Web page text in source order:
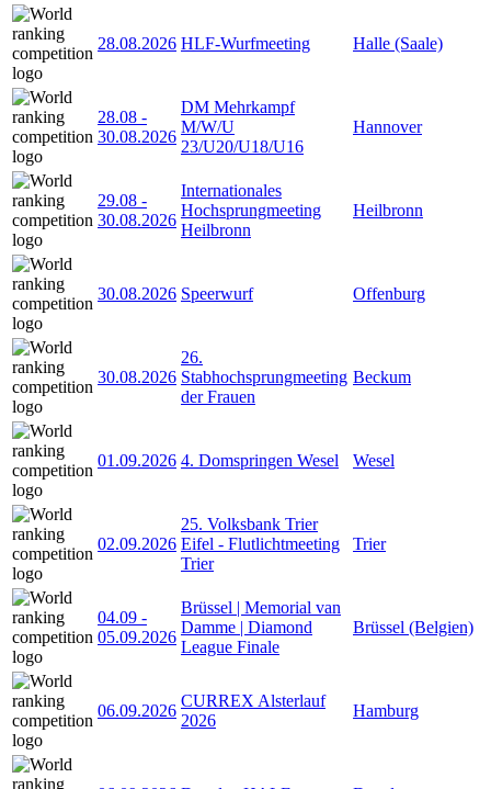
28.08.2026 HLF-Wurfmeeting Halle (Saale)
28.08 -
30.08.2026
DM Mehrkampf
M/W/U
23/U20/U18/U16
Hannover
29.08 -
30.08.2026
Internationales
Hochsprungmeeting
Heilbronn
Heilbronn
30.08.2026 Speerwurf Offenburg
30.08.2026
26.
Stabhochsprungmeeting
der Frauen
Beckum
01.09.2026 4. Domspringen Wesel Wesel
02.09.2026
25. Volksbank Trier
Eifel - Flutlichtmeeting
Trier
Trier
04.09 -
05.09.2026
Brüssel | Memorial van
Damme | Diamond
League Finale
Brüssel (Belgien)
06.09.2026
CURREX Alsterlauf
2026
Hamburg